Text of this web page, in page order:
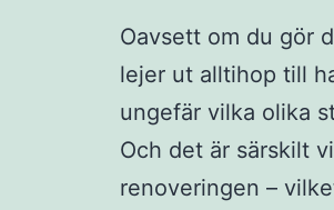
Oavsett om du gör
lejer ut alltihop till
ungefär vilka olika
Och det är särskilt
renoveringen –